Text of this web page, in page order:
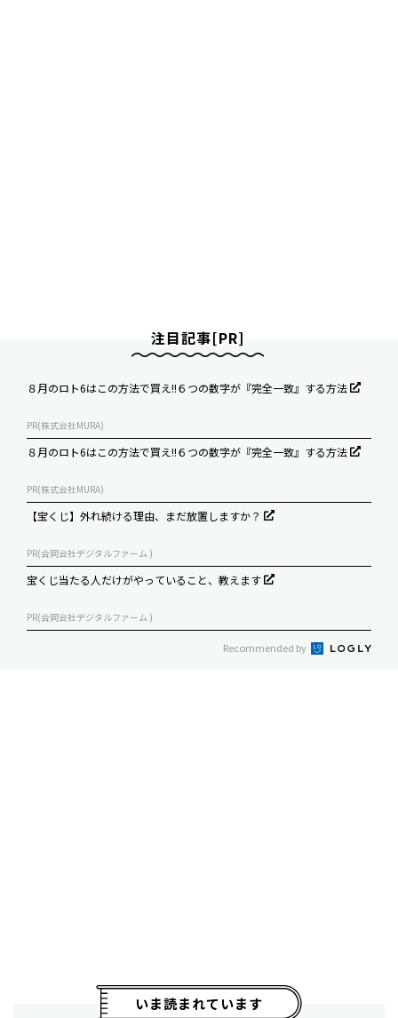
注目記事[PR]
８月のロト6はこの方法で買え!!６つの数字が『完全一致』する方法
PR(株式会社MURA)
８月のロト6はこの方法で買え!!６つの数字が『完全一致』する方法
PR(株式会社MURA)
【宝くじ】外れ続ける理由、まだ放置しますか？
PR(合同会社デジタルファーム )
宝くじ当たる人だけがやっていること、教えます
PR(合同会社デジタルファーム )
Recommended by
いま読まれています